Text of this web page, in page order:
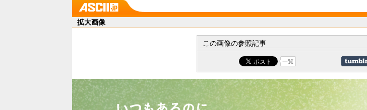
拡大画像
この画像の参照記事
一覧